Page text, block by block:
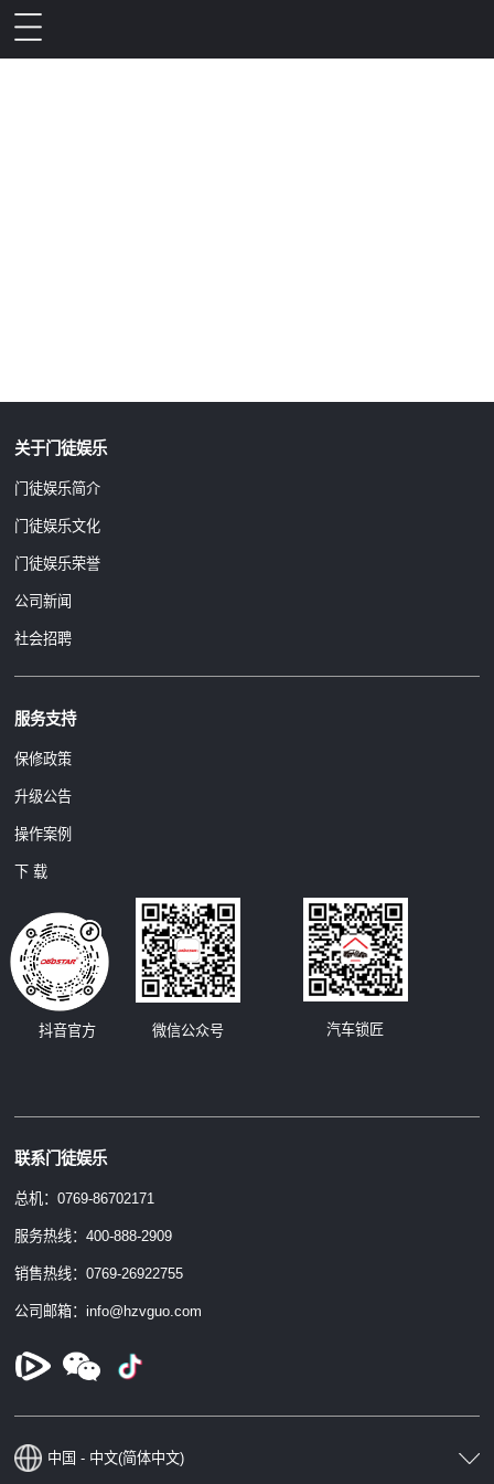
关于门徒娱乐
门徒娱乐简介
门徒娱乐文化
门徒娱乐荣誉
公司新闻
社会招聘
服务支持
保修政策
升级公告
操作案例
下 载
微信公众号
抖音官方 汽车锁匠
联系门徒娱乐
总机：0769-86702171
服务热线：400-888-2909
销售热线：0769-26922755
公司邮箱：info@hzvguo.com
中国 - 中文(简体中文)